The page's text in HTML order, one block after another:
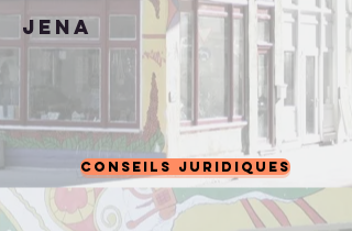
Jena
Conseils juridiques